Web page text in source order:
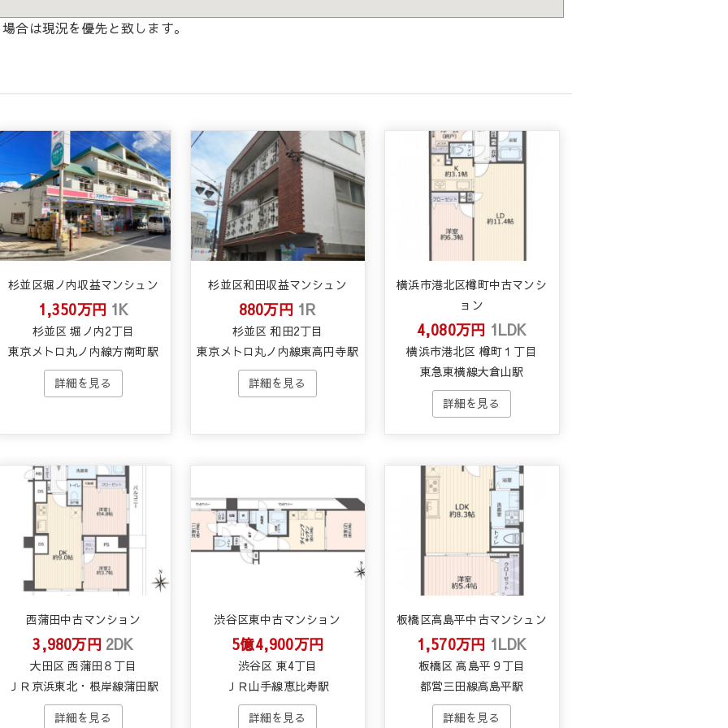
合は現況を優先と致します。
杉並区堀ノ内収益マンシュン
1,350万円 1K
杉並区 堀ノ内2丁目
東京メトロ丸ノ内線方南町駅
杉並区和田収益マンシュン
880万円 1R
杉並区 和田2丁目
東京メトロ丸ノ内線東高円寺駅
横浜市港北区樽町中古マンシ
ョン
4,080万円 1LDK
横浜市港北区 樽町１丁目
東急東横線大倉山駅
西蒲田中古マンション
3,980万円 2DK
大田区 西蒲田８丁目
ＪＲ京浜東北・根岸線蒲田駅
渋谷区東中古マンション
5億4,900万円
渋谷区 東4丁目
ＪＲ山手線恵比寿駅
板橋区高島平中古マンシュン
1,570万円 1LDK
板橋区 高島平９丁目
都営三田線高島平駅